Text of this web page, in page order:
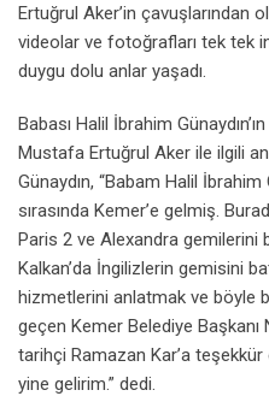
Ertuğrul Aker’in çavuşlarından
videolar ve fotoğrafları tek tek
duygu dolu anlar yaşadı.
Babası Halil İbrahim
Mustafa Ertuğrul Aker ile ilgili
Günaydın, “Babam Halil İbrahim
sırasında Kemer’e gelmiş.
Paris 2 ve Alexandra gemilerini
Kalkan’da İngilizlerin gemisini
hizmetlerini anlatmak ve böyle
geçen Kemer Belediye Başkanı
tarihçi Ramazan Kar’a
yine gelirim.” dedi.